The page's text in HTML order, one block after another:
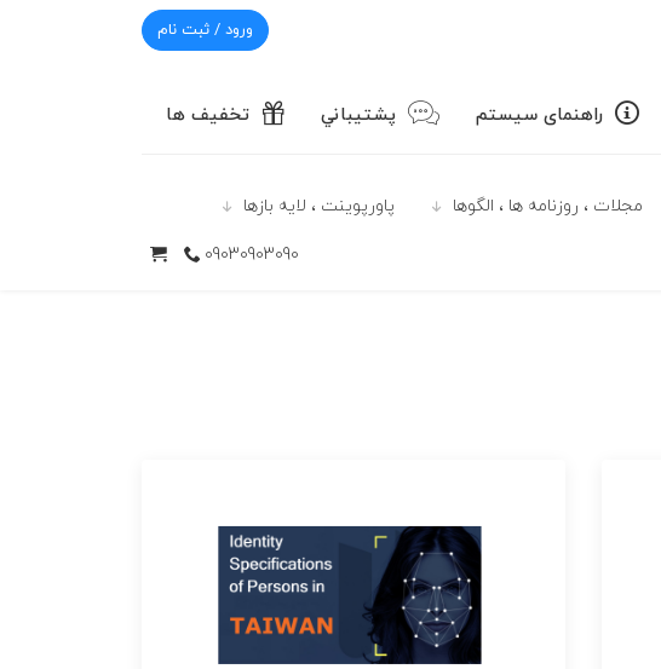
ورود / ثبت نام
راهنمای سیستم پشتيباني تخفیف ها
مجلات ، روزنامه ها ، الگوها پاورپوينت ، لایه بازها
09030903090